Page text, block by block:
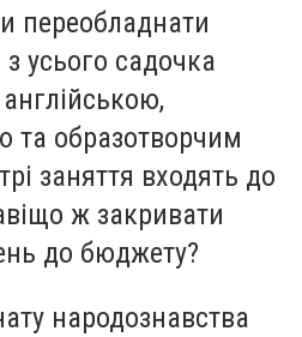
переобладнати
з усього садочка
образотворчим
заняття входять до
ж закривати
до бюджету?
народознавства